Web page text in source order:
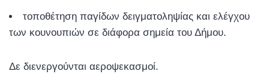
τοποθέτηση παγίδων δειγματοληψίας και ελέγχου
των κουνουπιών σε διάφορα σημεία του Δήμου.
Δε διενεργούνται αεροψεκασμοί.